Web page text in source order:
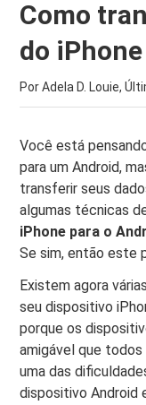
Como
do
Por Adela D. Louie,
Você está
para um Android,
transferir seus
algumas técnicas
iPhone para o
Se sim, então este
Existem agora
seu dispositivo
porque os
amigável que
uma das
dispositivo Android